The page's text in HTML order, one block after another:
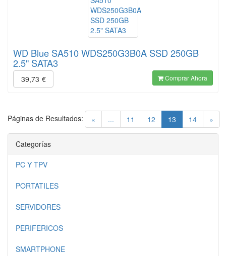
WD Blue SA510 WDS250G3B0A SSD 250GB
2.5" SATA3
39,73 € Comprar Ahora
« ... 11 12 13 (current)
14 »
Páginas de Resultados:
Categorías
PC Y TPV
PORTATILES
SERVIDORES
PERIFERICOS
SMARTPHONE